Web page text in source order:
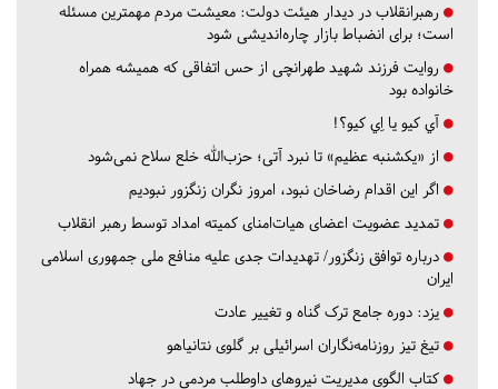
رهبرانقلاب در دیدار هیئت دولت: معیشت مردم مهمترین مسئله
است؛ برای انضباط بازار چاره‌اندیشی شود
روایت فرزند شهید طهرانچی از حس اتفاقی که همیشه همراه
خانواده بود
آي كيو يا اِي كيو؟!
از «یکشنبه عظیم» تا نبرد آتی؛ حزب‌الله خلع سلاح نمی‌شود
اگر این اقدام رضاخان نبود، امروز نگران زنگزور نبودیم
تمدید عضویت اعضای هیات‌امنای کمیته امداد توسط رهبر انقلاب
درباره توافق زنگزور/ تهدیدات جدی علیه منافع ملی جمهوری اسلامی
ایران
یزد: دوره جامع ترک گناه و تغییر عادت
تیغ تیز روزنامه‌نگاران اسرائیلی بر گلوی نتانیاهو
کتاب الگوی مدیریت نیروهای داوطلب مردمی در جهاد